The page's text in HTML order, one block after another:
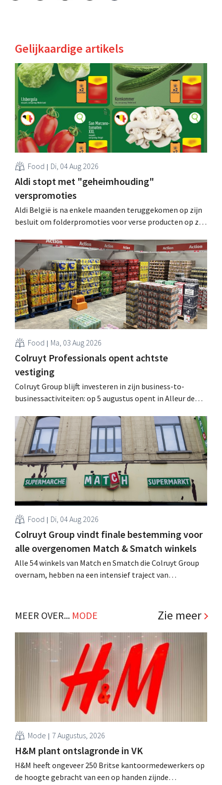
Gelijkaardige artikels
Food Di, 04 Aug 2026
Aldi stopt met "geheimhouding"
verspromoties
Aldi België is na enkele maanden teruggekomen op zijn
besluit om folderpromoties voor verse producten op zijn
werking treden: "Onze klanten willen goed
geïnformeerd worden." .
Food Ma, 03 Aug 2026
Colruyt Professionals opent achtste
vestiging
Colruyt Group blijft investeren in zijn business-to-
businessactiviteiten: op 5 augustus opent in Alleur de
winkelformule die zich uitsluitend richt op professionele
klanten. .
Food Di, 04 Aug 2026
Colruyt Group vindt finale bestemming voor
alle overgenomen Match & Smatch winkels
Alle 54 winkels van Match en Smatch die Colruyt Group
overnam, hebben na een intensief traject van
.MEER OVER... MODE Zie meer
Mode 7 Augustus, 2026
H&M plant ontslagronde in VK
H&M heeft ongeveer 250 Britse kantoormedewerkers op
de hoogte gebracht van een op handen zijnde